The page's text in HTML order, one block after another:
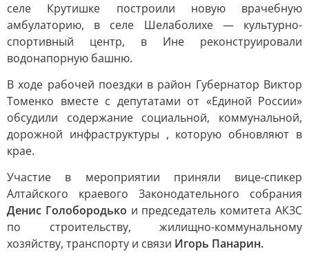
селе Крутишке построили новую врачебную
амбулаторию, в селе Шелаболихе — культурно-
спортивный центр, в Ине реконструировали
водонапорную башню.
В ходе рабочей поездки в район Губернатор Виктор
Томенко вместе с депутатами от «Единой России»
обсудили содержание социальной, коммунальной,
дорожной инфраструктуры , которую обновляют в
крае.
Участие в мероприятии приняли вице-спикер
Алтайского краевого Законодательного собрания
Денис Голобородько и председатель комитета АКЗС
по строительству, жилищно-коммунальному
хозяйству, транспорту и связи Игорь Панарин.